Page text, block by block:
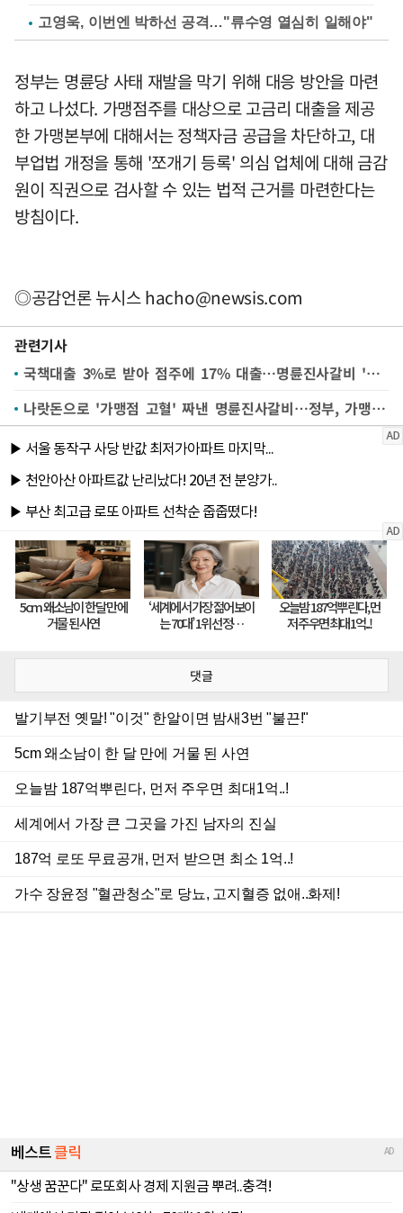
고영욱, 이번엔 박하선 공격…"류수영 열심히 일해야"
정부는 명륜당 사태 재발을 막기 위해 대응 방안을 마련
하고 나섰다. 가맹점주를 대상으로 고금리 대출을 제공
한 가맹본부에 대해서는 정책자금 공급을 차단하고, 대
부업법 개정을 통해 '쪼개기 등록' 의심 업체에 대해 금감
원이 직권으로 검사할 수 있는 법적 근거를 마련한다는
방침이다.
◎공감언론 뉴시스hacho@newsis.com
관련기사
국책대출 3%로 받아 점주에 17% 대출…명륜진사갈비 '돈놀이' 제재 착수
나랏돈으로 '가맹점 고혈' 짜낸 명륜진사갈비…정부, 가맹본부에 정책대출 제한
댓글